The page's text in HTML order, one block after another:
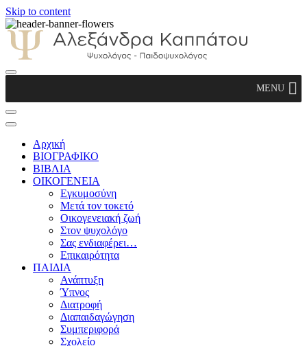
Skip to content
Παιδοψυχολόγος
MENU
Αρχική
ΒΙΟΓΡΑΦΙΚΟ
ΒΙΒΛΙΑ
ΟΙΚΟΓΕΝΕΙΑ
Εγκυμοσύνη
Μετά τον τοκετό
Οικογενειακή ζωή
Στον ψυχολόγο
Σας ενδιαφέρει…
Επικαιρότητα
ΠΑΙΔΙΑ
Ανάπτυξη
Ύπνος
Διατροφή
Διαπαιδαγώγηση
Συμπεριφορά
Σχολείο